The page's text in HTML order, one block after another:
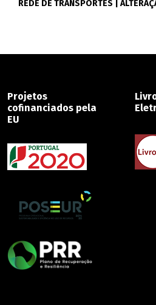
REDE DE TRANSPORTES |
Projetos
cofinanciados pela
EU